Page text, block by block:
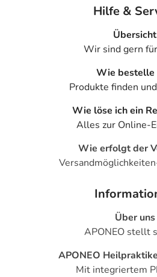
Hilfe &
Übersicht
Wir sind gern
Wie bestelle
Produkte finden
Wie löse ich ein
Alles zur Online-
Wie erfolgt der
Über uns
APONEO stellt
APONEO
Mit integriertem